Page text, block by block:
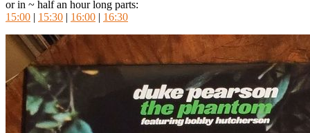
or in ~ half an hour long parts:
15:00 | 15:30 | 16:00 | 16:30